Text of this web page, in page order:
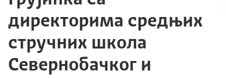
директорима средњих
стручних школа
Севернобачког и